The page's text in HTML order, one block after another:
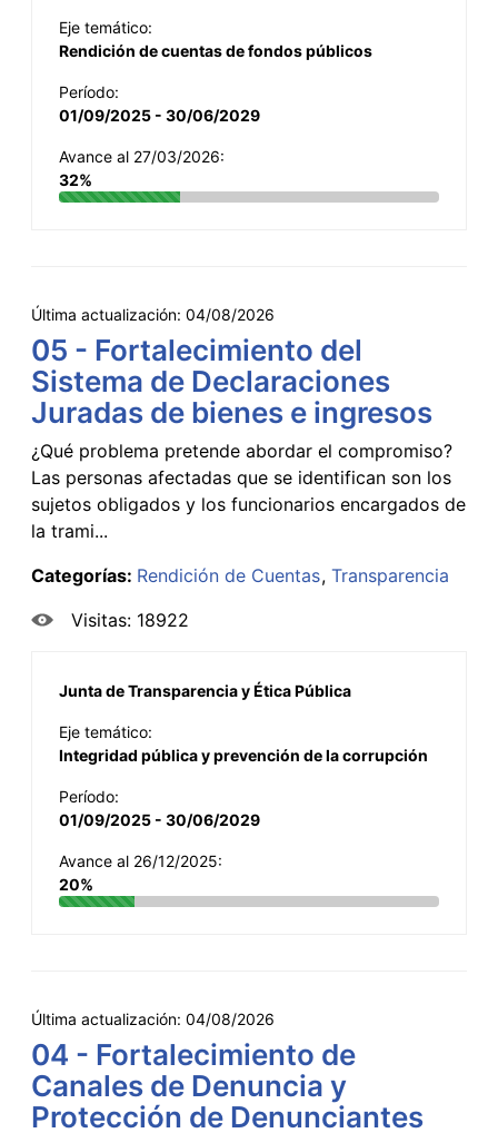
Eje temático:
Rendición de cuentas de fondos públicos
Período:
01/09/2025 - 30/06/2029
Avance al 27/03/2026:
32%
Última actualización: 04/08/2026
05 - Fortalecimiento del
Sistema de Declaraciones
Juradas de bienes e ingresos
¿Qué problema pretende abordar el compromiso?
Las personas afectadas que se identifican son los
sujetos obligados y los funcionarios encargados de
la trami...
Categorías: Rendición de Cuentas Transparencia
Visitas: 18922
Junta de Transparencia y Ética Pública
Eje temático:
Integridad pública y prevención de la corrupción
Período:
01/09/2025 - 30/06/2029
Avance al 26/12/2025:
20%
Última actualización: 04/08/2026
04 - Fortalecimiento de
Canales de Denuncia y
Protección de Denunciantes